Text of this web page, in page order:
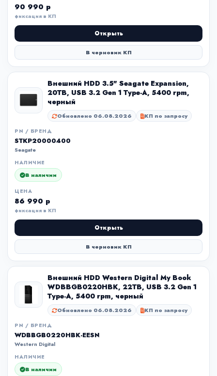
90 990 р
фиксация в КП
Открыть
В черновик КП
Внешний HDD 3.5" Seagate Expansion,
20TB, USB 3.2 Gen 1 Type-A, 5400 rpm,
черный
Обновлено 06.08.2026 КП по запросу
PN / БРЕНД
STKP20000400
Seagate
НАЛИЧИЕ
В наличии
ЦЕНА
86 990 р
фиксация в КП
Открыть
В черновик КП
Внешний HDD Western Digital My Book
WDBBGB0220HBK, 22TB, USB 3.2 Gen 1
Type-A, 5400 rpm, черный
Обновлено 06.08.2026 КП по запросу
PN / БРЕНД
WDBBGB0220HBK-EESN
Western Digital
НАЛИЧИЕ
В наличии